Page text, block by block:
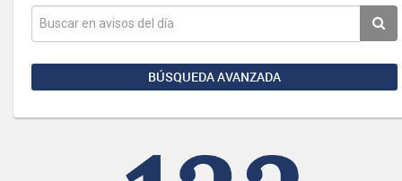
BÚSQUEDA AVANZADA